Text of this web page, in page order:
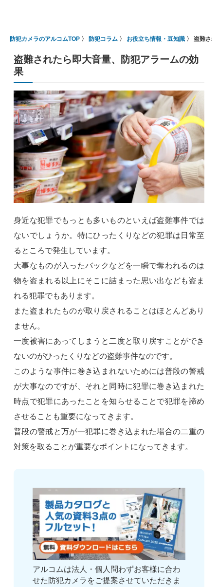
防犯カメラのアルコムTOP 防犯コラム お役立ち情報・豆知識 盗難さ
盗難されたら即大音量、防犯アラームの効
果
身近な犯罪でもっとも多いものといえば盗難事件では
ないでしょうか。特にひったくりなどの犯罪は日常至
るところで発生しています。
大事なものが入ったバックなどを一瞬で奪われるのは
物を盗まれる以上にそこに詰まった思い出なども盗ま
れる犯罪でもあります。
また盗まれたものが取り戻されることはほとんどあり
ません。
一度被害にあってしまうと二度と取り戻すことができ
ないのがひったくりなどの盗難事件なのです。
このような事件に巻き込まれないためには普段の警戒
が大事なのですが、それと同時に犯罪に巻き込まれた
時点で犯罪にあったことを知らせることで犯罪を諦め
させることも重要になってきます。
普段の警戒と万が一犯罪に巻き込まれた場合の二重の
対策を取ることが重要なポイントになってきます。
アルコムは法人・個人問わずお客様に合わ
せた防犯カメラをご提案させていただきま